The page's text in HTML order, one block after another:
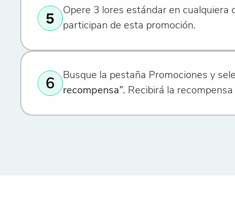
Opere 3 lores estándar en cualquiera
participan de esta promoción.
Busque la pestaña Promociones y
recompensa”. Recibirá la